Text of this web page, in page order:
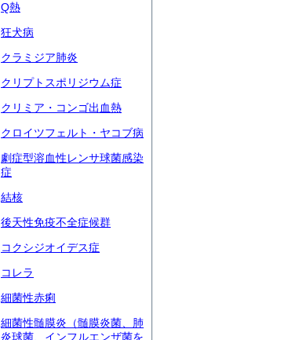
Q熱
狂犬病
クラミジア肺炎
クリプトスポリジウム症
クリミア・コンゴ出血熱
クロイツフェルト・ヤコブ病
劇症型溶血性レンサ球菌感染
症
結核
後天性免疫不全症候群
コクシジオイデス症
コレラ
細菌性赤痢
細菌性髄膜炎（髄膜炎菌、肺
炎球菌、インフルエンザ菌を